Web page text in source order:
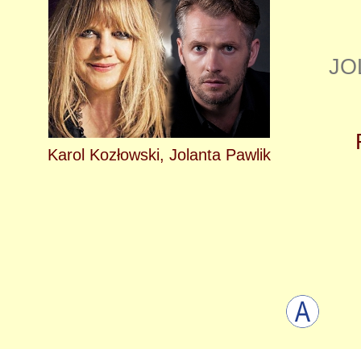
Karol Kozłowski, Jolanta Pawlik